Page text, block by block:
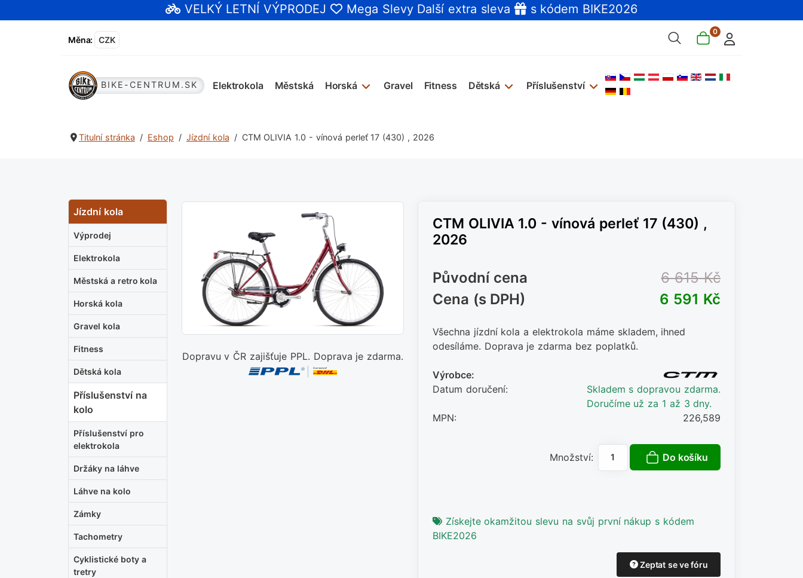
VELKÝ LETNÍ VÝPRODEJ Mega SlevyDalší extra sleva s kódem BIKE2026
Měna: CZK
0
BIKE-CENTRUM.SK Elektrokola Městská Horská Gravel Fitness Dětská Příslušenství
Zvolte jazyk
Titulní stránka Eshop Jízdní kola CTM OLIVIA 1.0 - vínová perleť 17 (430) , 2026
Jízdní kola
Výprodej
Elektrokola
Městská a retro kola
Horská kola
Gravel kola
Fitness
Dětská kola
Příslušenství na
kolo
Příslušenství pro
elektrokola
Držáky na láhve
Láhve na kolo
Zámky
Tachometry
Cyklistické boty a
tretry
Dopravu v ČR zajišťuje PPL. Doprava je zdarma.
CTM OLIVIA 1.0 - vínová perleť 17 (430) ,
2026
Původní cena
6 615 Kč
Cena (s DPH)
6 591 Kč
Všechna jízdní kola a elektrokola máme skladem, ihned
odesíláme. Doprava je zdarma bez poplatků.
Výrobce:
Datum doručení:
Skladem s dopravou zdarma.
Doručíme už za 1 až 3 dny.
MPN:
226,589
Množství: Do košíku
Získejte okamžitou slevu na svůj první nákup s kódem
BIKE2026
Zeptat se ve fóru